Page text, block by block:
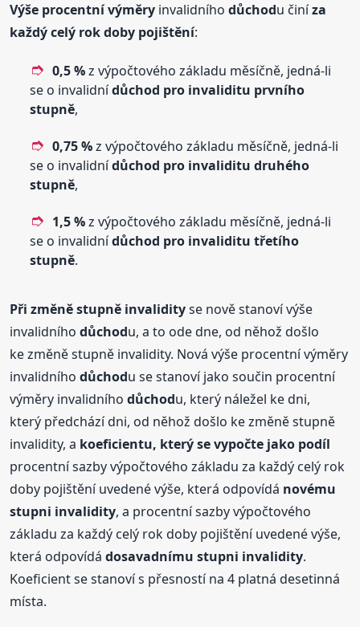
Výše procentní výměry invalidníhodůchodu činíza
každý celý rok doby pojištění:
0,5 %z výpočtového základu měsíčně, jedná-li
se o invalidnídůchod pro invaliditu prvního
stupně,
0,75 %z výpočtového základu měsíčně, jedná-li
se o invalidnídůchod pro invaliditu druhého
stupně,
1,5 %z výpočtového základu měsíčně, jedná-li
se o invalidnídůchod pro invaliditu třetího
stupně.
Při změně stupně invalidityse nově stanoví výše
invalidníhodůchodu, a to ode dne, od něhož došlo
ke změně stupně invalidity. Nová výše procentní výměry
invalidníhodůchodu se stanoví jako součin procentní
výměry invalidníhodůchodu, který náležel ke dni,
který předchází dni, od něhož došlo ke změně stupně
invalidity, a koeficientu, který se vypočte jako podíl
procentní sazby výpočtového základu za každý celý rok
doby pojištění uvedené výše, která odpovídá novému
stupni invalidity, a procentní sazby výpočtového
základu za každý celý rok doby pojištění uvedené výše,
která odpovídádosavadnímu stupni invalidity.
Koeficient se stanoví s přesností na 4 platná desetinná
místa.